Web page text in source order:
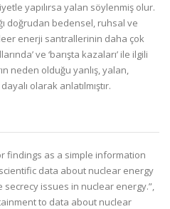
yapılırsa yalan söylenmiş olur.
doğrudan bedensel, ruhsal ve
enerji santrallerinin daha çok
ve ‘barışta kazaları’ ile ilgili
neden olduğu yanlış, yalan,
olarak anlatılmıştır.
findings as a simple information
data about nuclear energy
secrecy issues in nuclear energy.”,
to data about nuclear